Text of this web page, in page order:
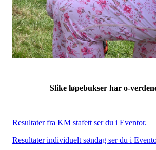
Slike løpebukser har o-
Resultater fra KM stafett ser du i Eventor.
Resultater individuelt søndag ser du i